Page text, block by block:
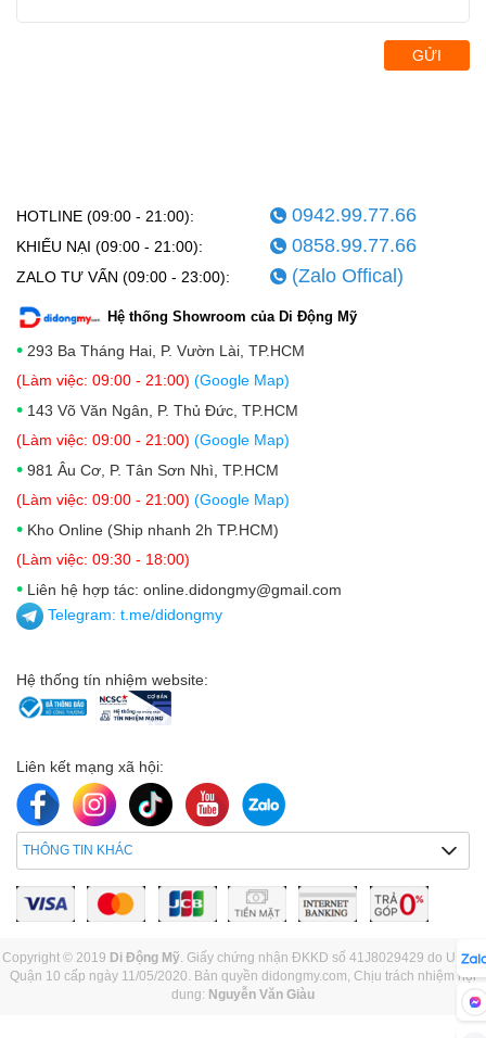
GỬI
HOTLINE (09:00 - 21:00): 0942.99.77.66
KHIẾU NẠI (09:00 - 21:00): 0858.99.77.66
ZALO TƯ VẤN (09:00 - 23:00): (Zalo Offical)
Hệ thống Showroom của Di Động Mỹ
• 293 Ba Tháng Hai, P. Vườn Lài, TP.HCM
(Làm việc: 09:00 - 21:00) (Google Map)
• 143 Võ Văn Ngân, P. Thủ Đức, TP.HCM
(Làm việc: 09:00 - 21:00) (Google Map)
• 981 Âu Cơ, P. Tân Sơn Nhì, TP.HCM
(Làm việc: 09:00 - 21:00) (Google Map)
• Kho Online (Ship nhanh 2h TP.HCM)
(Làm việc: 09:30 - 18:00)
• Liên hệ hợp tác: online.didongmy@gmail.com
Telegram: t.me/didongmy
Hệ thống tín nhiệm website:
Liên kết mạng xã hội:
THÔNG TIN KHÁC
Copyright © 2019 Di Động Mỹ . Giấy chứng nhận ĐKKD số 41J8029429 do UBND
Quận 10 cấp ngày 11/05/2020. Bản quyền didongmy.com, Chịu trách nhiệm nội
dung: Nguyễn Văn Giàu